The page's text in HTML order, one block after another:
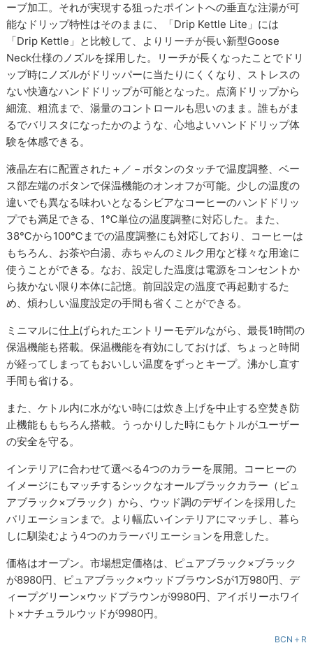
ーブ加工。それが実現する狙ったポイントへの垂直な注湯が可
能なドリップ特性はそのままに、「Drip Kettle Lite」には
「Drip Kettle」と比較して、よりリーチが長い新型Goose
Neck仕様のノズルを採用した。リーチが長くなったことでドリ
ップ時にノズルがドリッパーに当たりにくくなり、ストレスの
ない快適なハンドドリップが可能となった。点滴ドリップから
細流、粗流まで、湯量のコントロールも思いのまま。誰もがま
るでバリスタになったかのような、心地よいハンドドリップ体
験を体感できる。
液晶左右に配置された＋／－ボタンのタッチで温度調整、ベー
ス部左端のボタンで保温機能のオンオフが可能。少しの温度の
違いでも異なる味わいとなるシビアなコーヒーのハンドドリッ
プでも満足できる、1℃単位の温度調整に対応した。また、
38℃から100℃までの温度調整にも対応しており、コーヒーは
もちろん、お茶や白湯、赤ちゃんのミルク用など様々な用途に
使うことができる。なお、設定した温度は電源をコンセントか
ら抜かない限り本体に記憶。前回設定の温度で再起動するた
め、煩わしい温度設定の手間も省くことができる。
ミニマルに仕上げられたエントリーモデルながら、最長1時間の
保温機能も搭載。保温機能を有効にしておけば、ちょっと時間
が経ってしまってもおいしい温度をずっとキープ。沸かし直す
手間も省ける。
また、ケトル内に水がない時には炊き上げを中止する空焚き防
止機能ももちろん搭載。うっかりした時にもケトルがユーザー
の安全を守る。
インテリアに合わせて選べる4つのカラーを展開。コーヒーの
イメージにもマッチするシックなオールブラックカラー（ピュ
アブラック×ブラック）から、ウッド調のデザインを採用した
バリエーションまで。より幅広いインテリアにマッチし、暮ら
しに馴染むよう4つのカラーバリエーションを用意した。
価格はオープン。市場想定価格は、ピュアブラック×ブラック
が8980円、ピュアブラック×ウッドブラウンSが1万980円、デ
ィープグリーン×ウッドブラウンが9980円、アイボリーホワイ
ト×ナチュラルウッドが9980円。
BCN＋R